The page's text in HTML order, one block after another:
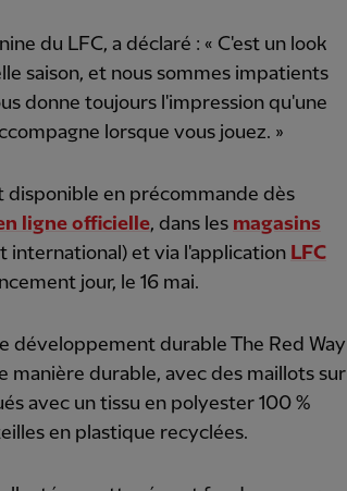
du LFC, a déclaré : « C'est un look
saison, et nous sommes impatients
donne toujours l'impression qu'une
lorsque vous jouez. »
disponible en précommande dès
ligne officielle, dans les magasins
international) et via l'application LFC
jour, le 16 mai.
développement durable The Red Way
manière durable, avec des maillots sur
avec un tissu en polyester 100 %
en plastique recyclées.